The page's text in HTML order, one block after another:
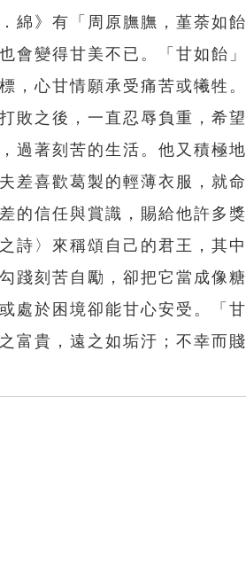
綿》有「周原膴膴，堇荼如
會變得甘美不已。「甘如飴
，心甘情願承受痛苦或犧牲
敗之後，一直忍辱負重，希
過著刻苦的生活。他又積極
差喜歡葛製的輕薄衣服，就
的信任與賞識，賜給他許多
詩〉來稱頌自己的君王，其
踐刻苦自勵，卻把它當成像
處於困境卻能甘心安受。「
富貴，遠之如垢汙；不幸而